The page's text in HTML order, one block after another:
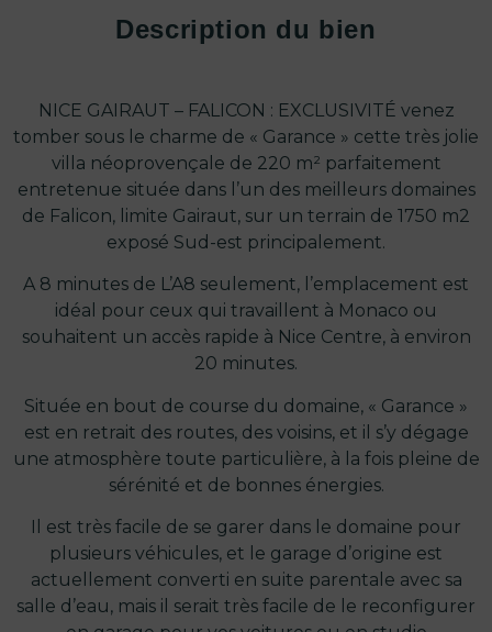
Description du bien
NICE GAIRAUT – FALICON : EXCLUSIVITÉ venez
tomber sous le charme de « Garance » cette très jolie
villa néoprovençale de 220 m² parfaitement
entretenue située dans l’un des meilleurs domaines
de Falicon, limite Gairaut, sur un terrain de 1750 m2
exposé Sud-est principalement.
A 8 minutes de L’A8 seulement, l’emplacement est
idéal pour ceux qui travaillent à Monaco ou
souhaitent un accès rapide à Nice Centre, à environ
20 minutes.
Située en bout de course du domaine, « Garance »
est en retrait des routes, des voisins, et il s’y dégage
une atmosphère toute particulière, à la fois pleine de
sérénité et de bonnes énergies.
Il est très facile de se garer dans le domaine pour
plusieurs véhicules, et le garage d’origine est
actuellement converti en suite parentale avec sa
salle d’eau, mais il serait très facile de le reconfigurer